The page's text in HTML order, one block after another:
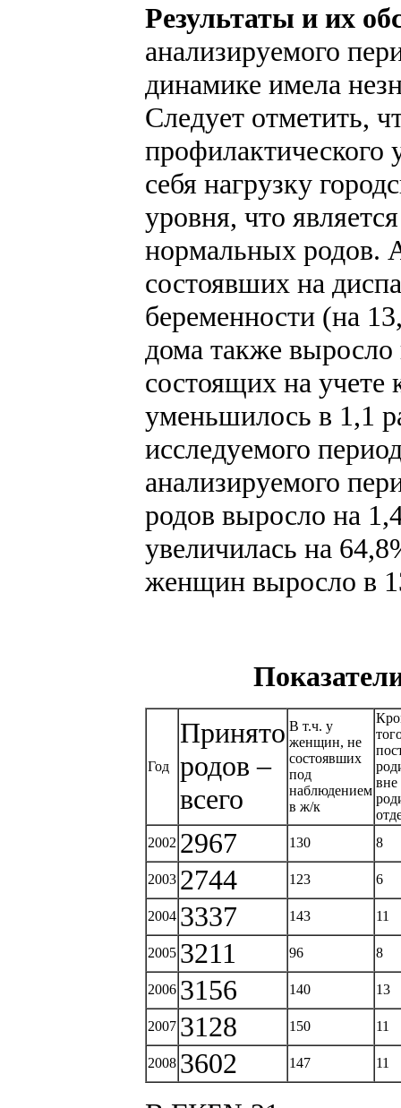
Результаты и их
анализируемого
динамике имела
Следует отметить,
себя нагрузку
уровня, что
нормальных родов.
состоявших на
беременности (на
дома также
состоящих на учете
уменьшилось в 1,1
исследуемого
анализируемого
родов выросло на
увеличилась на
женщин выросло в
Год
Принято
родов –
всего
В т.ч. у
женщин, не
состоявших
под
наблюдением
в ж/к
вне
2002 2967 130 8
2003 2744 123 6
2004 3337 143 11
2005 3211 96 8
2006 3156 140 13
2007 3128 150 11
2008 3602 147 11